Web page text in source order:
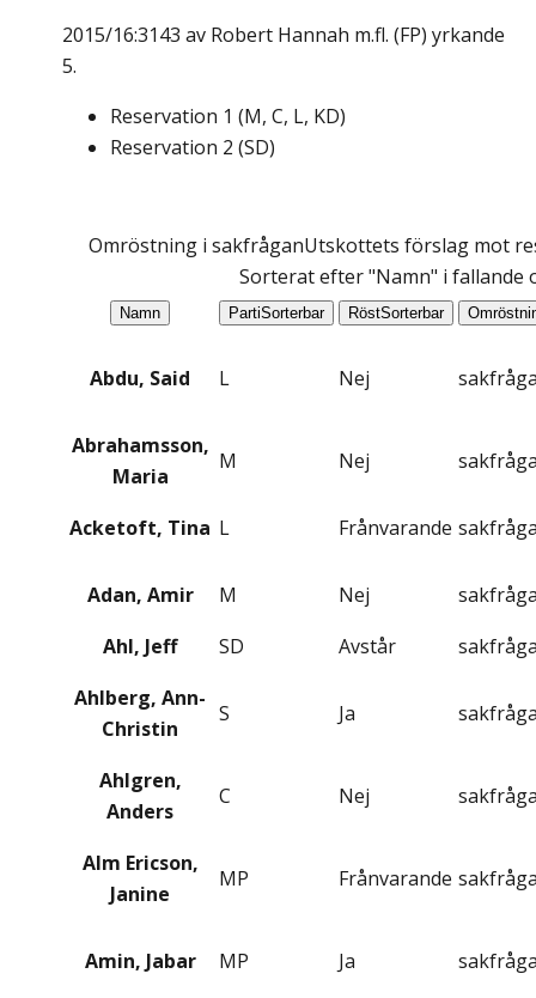
2015/16:3143 av Robert Hannah m.fl. (FP) yrkande
5.
Reservation 1 (M, C, L, KD)
Reservation 2 (SD)
Omröstning i sakfråganUtskottets förslag mot
Sorterat efter "Namn" i fallande
Namn PartiSorterbar RöstSorterbar
Abdu, Said L Nej
Abrahamsson,
Maria
M Nej
Acketoft, Tina L Frånvarande
Adan, Amir M Nej
Ahl, Jeff
SD Avstår
Ahlberg, Ann-
Christin
S Ja
Ahlgren,
Anders
C Nej
Alm Ericson,
Janine
MP Frånvarande
Amin, Jabar MP Ja